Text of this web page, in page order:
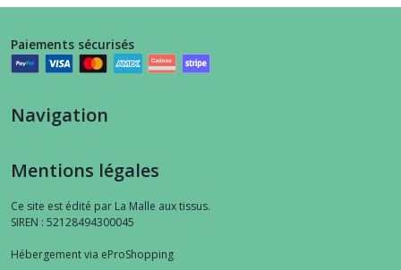
Paiements sécurisés
Navigation
Mentions légales
Ce site est édité par La Malle aux tissus.
SIREN : 52128494300045
Hébergement via eProShopping